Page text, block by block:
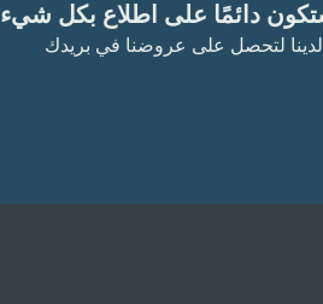
ستكون دائمًا على اطلاع بكل شيء
لدينا لتحصل على عروضنا في بريدك